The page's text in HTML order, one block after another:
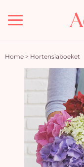
Menu
Home > Hortensiaboeket